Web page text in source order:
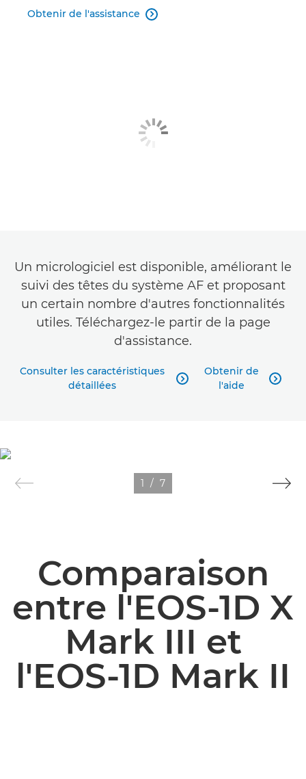
Obtenir de l'assistance 
Un micrologiciel est disponible, améliorant le
suivi des têtes du système AF et proposant
un certain nombre d'autres fonctionnalités
utiles. Téléchargez-le partir de la page
d'assistance.
Consulter les caractéristiques
détaillées

Obtenir de
l'aide

1 / 7
Comparaison
entre l'EOS-1D X
Mark III et
l'EOS-1D Mark II